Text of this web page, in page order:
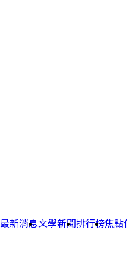
最新消息文學新聞排行榜焦點